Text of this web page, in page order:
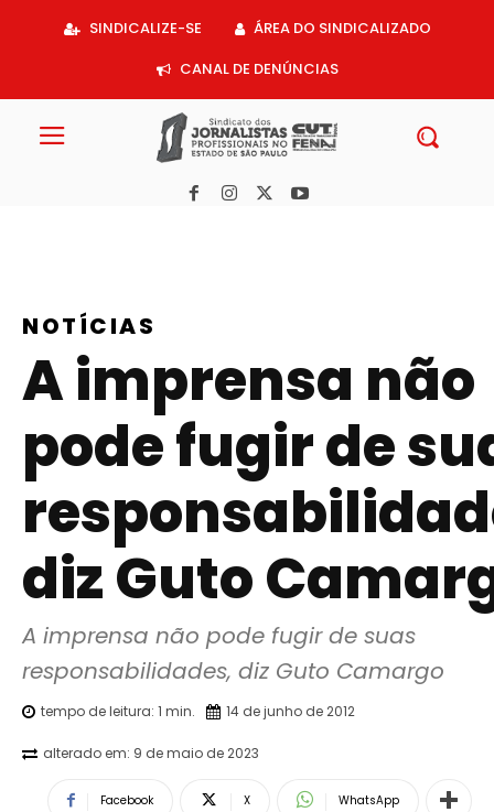
SINDICALIZE-SE
ÁREA DO SINDICALIZADO
CANAL DE DENÚNCIAS
NOTÍCIAS
A imprensa não
pode fugir de
diz Guto
A imprensa não pode fugir de suas
responsabilidades, diz Guto Camargo
tempo de leitura: 1 min. 14 de junho de 2012
alterado em: 9 de maio de 2023
Facebook X WhatsApp